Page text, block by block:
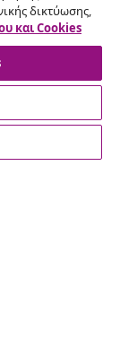
δικτύωσης,
και Cookies